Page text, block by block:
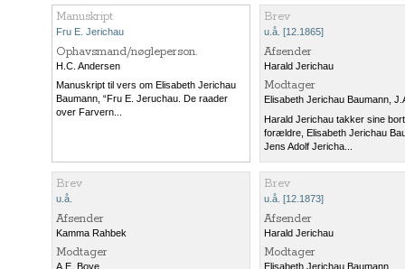
Manuskript
Fru E. Jerichau
Ophavsmand/nøgleperson.
H.C. Andersen
Manuskript til vers om Elisabeth Jerichau
Baumann, “Fru E. Jeruchau. De raader
over Farvern...
Brev
u.å. [12.1865]
Afsender
Harald Jerichau
Modtager
Elisabeth Jerichau Baumann
Harald Jerichau takker sine
forældre, Elisabeth Jerichau
Jens Adolf Jericha...
Brev
u.å.
Afsender
Kamma Rahbek
Modtager
A.E. Boye
Brev
u.å. [12.1873]
Afsender
Harald Jerichau
Modtager
Elisabeth Jerichau Baumann